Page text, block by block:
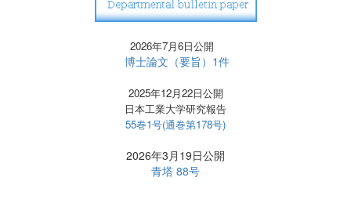
2026年7月6日公開
博士論文（要旨）1件
2025年12月22日公開
日本工業大学研究報告
55巻1号(通巻第178号)
2026年3月19日公開
青塔 88号